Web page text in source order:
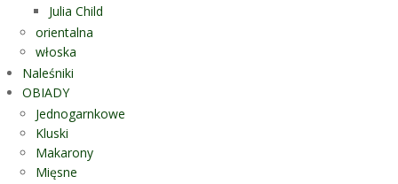
Julia Child
orientalna
włoska
Naleśniki
OBIADY
Jednogarnkowe
Kluski
Makarony
Mięsne